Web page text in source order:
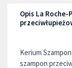
Opis La
Kerium
szampon